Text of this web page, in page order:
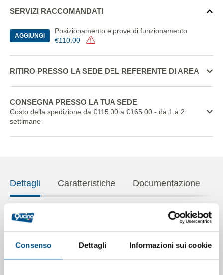
Consenso Dettagli Informazioni sui cookie
SERVIZI RACCOMANDATI
AGGIUNGI
Posizionamento e prove di funzionamento
€110.00
RITIRO PRESSO LA SEDE DEL REFERENTE DI AREA
CONSEGNA PRESSO LA TUA SEDE
Costo della spedizione da €115.00 a €165.00 - da 1 a 2
settimane
Dettagli Caratteristiche Documentazione
Friggitrice a gas 1 modulo a 2 vasche lt. 13+13 su
vano armadiato a 2 ante serie 700- passo 400 - vasca
pulita • Piano di cottura, cruscotto e parti esterne a vista in
acciao inox AISI 304, mentre il resto è in AISI serie 400,